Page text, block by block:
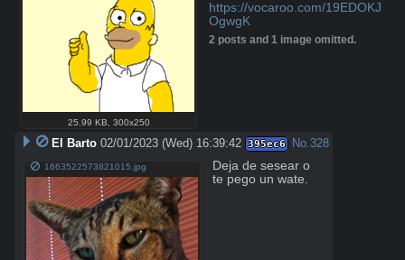
25.99 KB 300x250
https://vocaroo.com/19EDOKJ
OgwgK
2 posts and 1 image omitted.
El Barto 02/01/2023 (Wed) 16:39:42 395ec6 No.328
1663522573821015.jpg
Deja de sesear o
te pego un wate.